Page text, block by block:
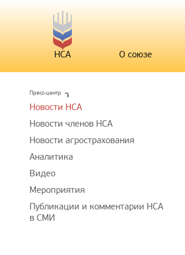
НСА О союзе
Пресс-центр
Новости НСА
Новости членов НСА
Новости агрострахования
Аналитика
Видео
Мероприятия
Публикации и комментарии НСА
в СМИ